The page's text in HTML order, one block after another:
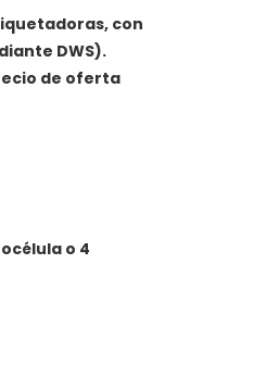
con
DWS).
de oferta
o 4